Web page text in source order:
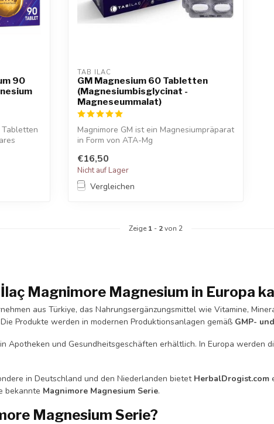
90
Tabletten
TAB ILAC
GM Magnesium 60 Tabletten
(Magnesiumbisglycinat -
Magneseummalat)
Magnimore GM ist ein Magnesiumpräparat
in Form von ATA-Mg
€16,50
Nicht auf Lager
Vergleichen
Zeige 1 - 2von 2
Magnimore Magnesium in Europa
aus Türkiye, das Nahrungsergänzungsmittel wie Vitamine,
Produkte werden in modernen Produktionsanlagen gemäß GMP-
Apotheken und Gesundheitsgeschäften erhältlich. In Europa werden
in Deutschland und den Niederlanden bietet HerbalDrogist.com
bekannte Magnimore Magnesium Serie.
Magnesium Serie?